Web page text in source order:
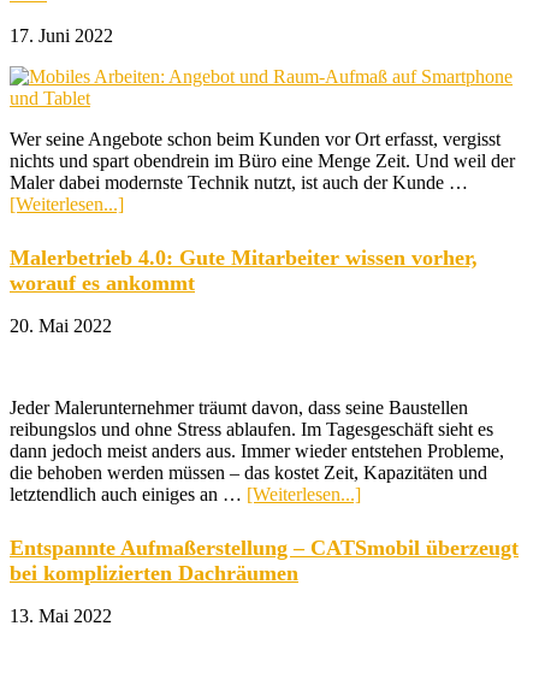
zur
Büroarbeit
17. Juni 2022
Wer seine Angebote schon beim Kunden vor Ort erfasst, vergisst
nichts und spart obendrein im Büro eine Menge Zeit. Und weil der
Maler dabei modernste Technik nutzt, ist auch der Kunde …
[Weiterlesen...]ÜberAngebote
schreiben.
So
sparen
Malerbetrieb 4.0: Gute Mitarbeiter wissen vorher,
worauf es ankommt
20. Mai 2022
Jeder Malerunternehmer träumt davon, dass seine Baustellen
reibungslos und ohne Stress ablaufen. Im Tagesgeschäft sieht es
dann jedoch meist anders aus. Immer wieder entstehen Probleme,
die behoben werden müssen – das kostet Zeit, Kapazitäten und
letztendlich auch einiges an … [Weiterlesen...]ÜberMalerbetrieb
Gute
Mitarbeiter
Entspannte Aufmaßerstellung – CATSmobil überzeugt
bei komplizierten Dachräumen
13. Mai 2022